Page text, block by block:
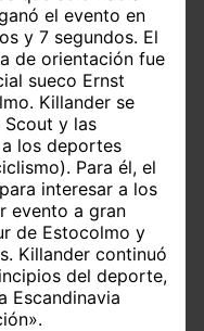
el evento en
y 7 segundos. El
de orientación fue
sueco Ernst
Killander se
y las
los deportes
Para él, el
interesar a los
evento a gran
de Estocolmo y
Killander continuó
del deporte,
Escandinavia